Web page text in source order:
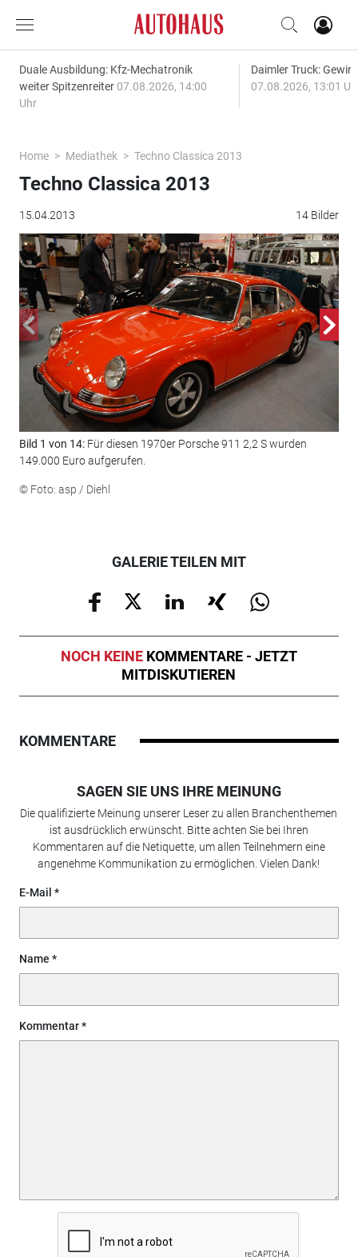
Duale Ausbildung: Kfz-Mechatronik
weiter Spitzenreiter 07.08.2026, 14:00
Uhr
Daimler Truck:
07.08.2026, 13:01
Home Mediathek Techno Classica 2013
15.04.2013 14 Bilder
Techno Classica 2013
Bild 1 von 14: Für diesen 1970er Porsche 911 2,2 S wurden
149.000 Euro aufgerufen.
© Foto: asp / Diehl
GALERIE TEILEN MIT
NOCH KEINE KOMMENTARE - JETZT
MITDISKUTIEREN
KOMMENTARE
SAGEN SIE UNS IHRE MEINUNG
Die qualifizierte Meinung unserer Leser zu allen Branchenthemen
ist ausdrücklich erwünscht. Bitte achten Sie bei Ihren
Kommentaren auf die Netiquette, um allen Teilnehmern eine
angenehme Kommunikation zu ermöglichen. Vielen Dank!
E-Mail
Name
Kommentar